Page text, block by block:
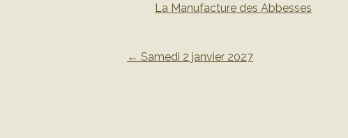
La Manufacture des Abbesses
← Samedi 2 janvier 2027